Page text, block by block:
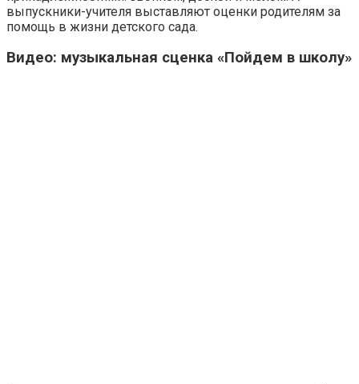
выпускники-учителя выставляют оценки родителям за
помощь в жизни детского сада.
Видео: музыкальная сценка «Пойдем в школу»